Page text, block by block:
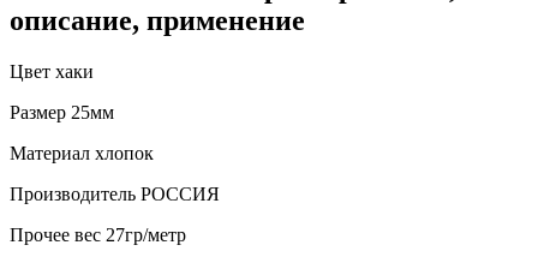
описание, применение
Цвет хаки
Размер 25мм
Материал хлопок
Производитель РОССИЯ
Прочее вес 27гр/метр